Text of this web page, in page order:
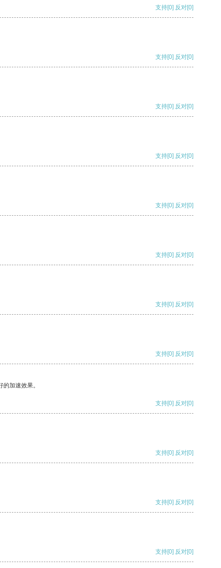
支持[0] 反对[0]
支持[0] 反对[0]
支持[0] 反对[0]
支持[0] 反对[0]
支持[0] 反对[0]
支持[0] 反对[0]
支持[0] 反对[0]
支持[0] 反对[0]
加速效果。
支持[0] 反对[0]
支持[0] 反对[0]
支持[0] 反对[0]
支持[0] 反对[0]